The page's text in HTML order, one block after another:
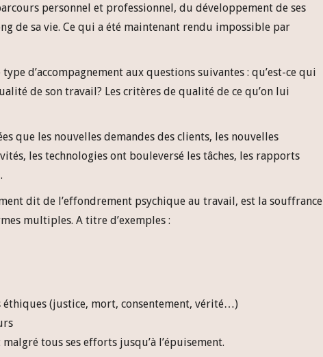
personnel et professionnel, du développement de ses
de sa vie. Ce qui a été maintenant rendu impossible par
d’accompagnement aux questions suivantes : qu’est-ce qui
de son travail? Les critères de qualité de ce qu’on lui
que les nouvelles demandes des clients, les nouvelles
les technologies ont bouleversé les tâches, les rapports
dit de l’effondrement psychique au travail, est la souffrance
multiples. A titre d’exemples :
éthiques (justice, mort, consentement, vérité…)
tous ses efforts jusqu’à l’épuisement.